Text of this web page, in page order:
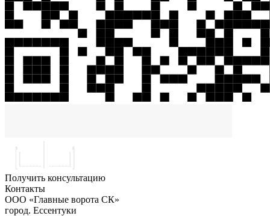
Получить консультацию
Контакты
ООО «Главные ворота СК»
город. Ессентуки